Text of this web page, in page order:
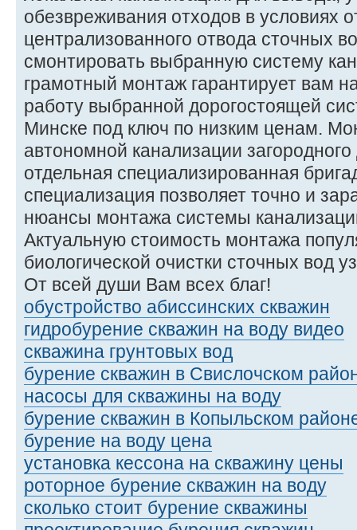
обезвреживания отходов в условиях
централизованного отвода сточных
смонтировать выбранную систему
грамотный монтаж гарантирует вам
работу выбранной дорогостоящей
Минске под ключ по низким ценам.
автономной канализации
отдельная специализированная
специализация позволяет точно и
нюансы монтажа системы
Актуальную стоимость монтажа
биологической очистки сточных вод
От всей души Вам всех благ!
обустройство абиссинских скважин
гидробурение скважин на воду видео
скважина грунтовых вод
бурение скважин в Свислочском
насосы для скважины на воду
бурение скважин в Копыльском
бурение на воду цена
установка кессона на скважину цены
роторное бурение скважин на воду
сколько стоит бурение скважины